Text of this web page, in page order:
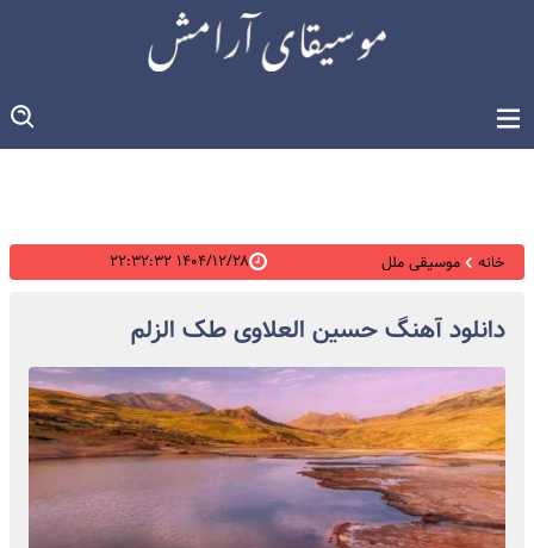
خانه موسیقی ملل ۱۴۰۴/۱۲/۲۸ ۲۲:۳۲:۳۲
دانلود آهنگ حسین العلاوی طک الزلم